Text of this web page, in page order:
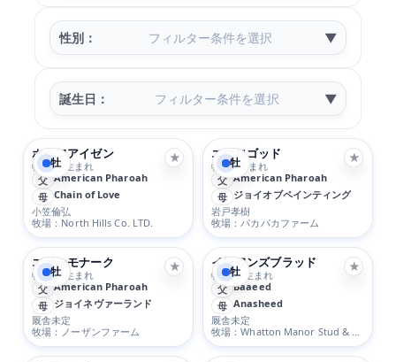
性別： フィルター条件を選択 ▼
誕生日： フィルター条件を選択 ▼
牡 ★
ホーフアイゼン
牡 2/10生まれ
父 American Pharoah
母 Chain of Love
小笠倫弘
牧場：North Hills Co. LTD.
牡 ★
エコロゴッド
牡 3/1生まれ
父 American Pharoah
母 ジョイオブペインティング
岩戸孝樹
牧場：パカパカファーム
牡 ★
エボンモナーク
牡 4/11生まれ
父 American Pharoah
母 ジョイネヴァーランド
厩舎未定
牧場：ノーザンファーム
牡 ★
インワンズブラッド
牡 2/21生まれ
父 Baaeed
母 Anasheed
厩舎未定
牧場：Whatton Manor Stud & Partners